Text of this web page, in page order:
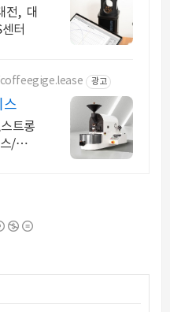
전, 대
터
광고
스
트롱
/렌탈